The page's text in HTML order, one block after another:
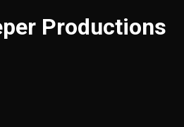
Productions